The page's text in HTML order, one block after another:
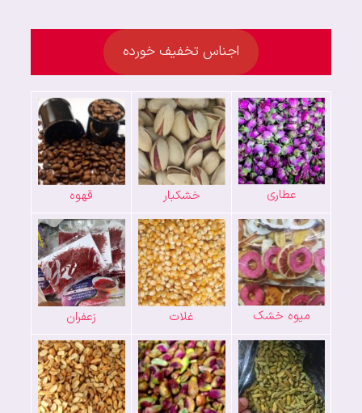
اجناس تخفیف خورده
عطاری خشکبار قهوه
میوه خشک غلات زعفران